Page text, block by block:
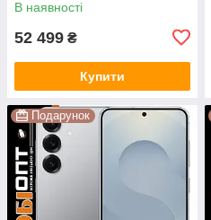
В наявності
52 499 ₴
Купити
Подарунок